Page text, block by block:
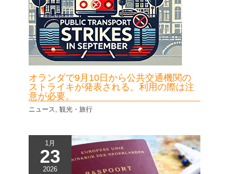
オランダで9月10日から公共交通機関の
ストライキが発表される。利用の際は注
意が必要。
ニュース,観光・旅行
1月
23
2026